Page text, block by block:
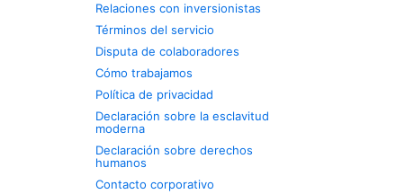
Relaciones con inversionistas
Términos del servicio
Disputa de colaboradores
Cómo trabajamos
Política de privacidad
Declaración sobre la esclavitud
moderna
Declaración sobre derechos
humanos
Contacto corporativo